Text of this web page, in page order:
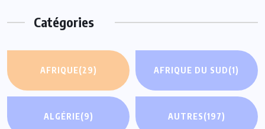
Catégories
AFRIQUE(29) AFRIQUE DU SUD(1)
ALGÉRIE(9) AUTRES(197)